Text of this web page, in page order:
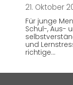
21. Oktober
Für junge
Schul-, Aus-
und
richtige…